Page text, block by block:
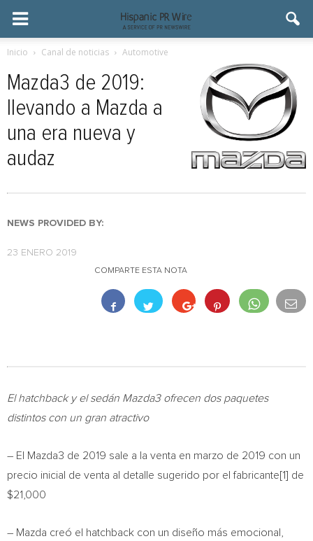
Inicio Canal de noticias Automotive
Mazda3 de 2019:
llevando a Mazda a
una era nueva y
audaz
NEWS PROVIDED BY:
23 ENERO 2019
COMPARTE ESTA NOTA
El hatchback y el sedán Mazda3 ofrecen dos paquetes
distintos con un gran atractivo
– El Mazda3 de 2019 sale a la venta en marzo de 2019 con un
precio inicial de venta al detalle sugerido por el fabricante[1] de
$21,000
– Mazda creó el hatchback con un diseño más emocional,